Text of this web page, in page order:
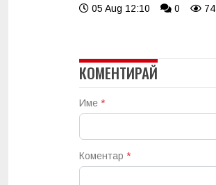
05 Aug 12:10 0
КОМЕНТИРАЙ
Име *
Коментар *